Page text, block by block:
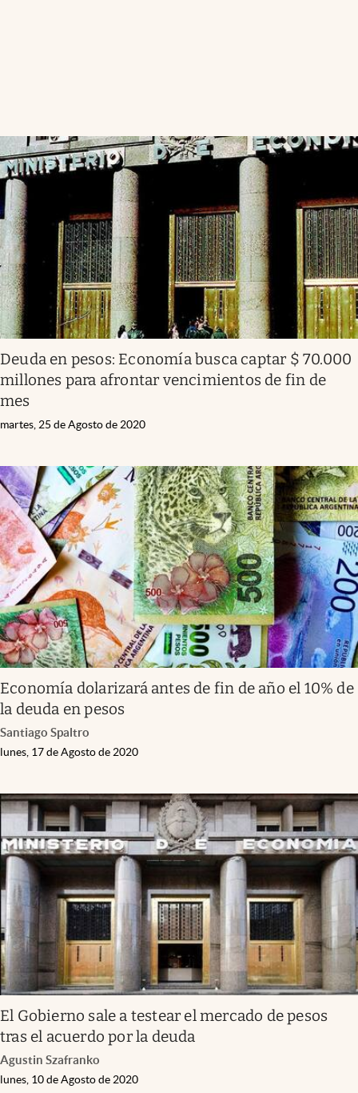
Deuda en pesos: Economía busca captar $ 70.000
millones para afrontar vencimientos de fin de
mes
martes, 25 de Agosto de 2020
Economía dolarizará antes de fin de año el 10% de
la deuda en pesos
Santiago Spaltro
lunes, 17 de Agosto de 2020
El Gobierno sale a testear el mercado de pesos
tras el acuerdo por la deuda
Agustin Szafranko
lunes, 10 de Agosto de 2020